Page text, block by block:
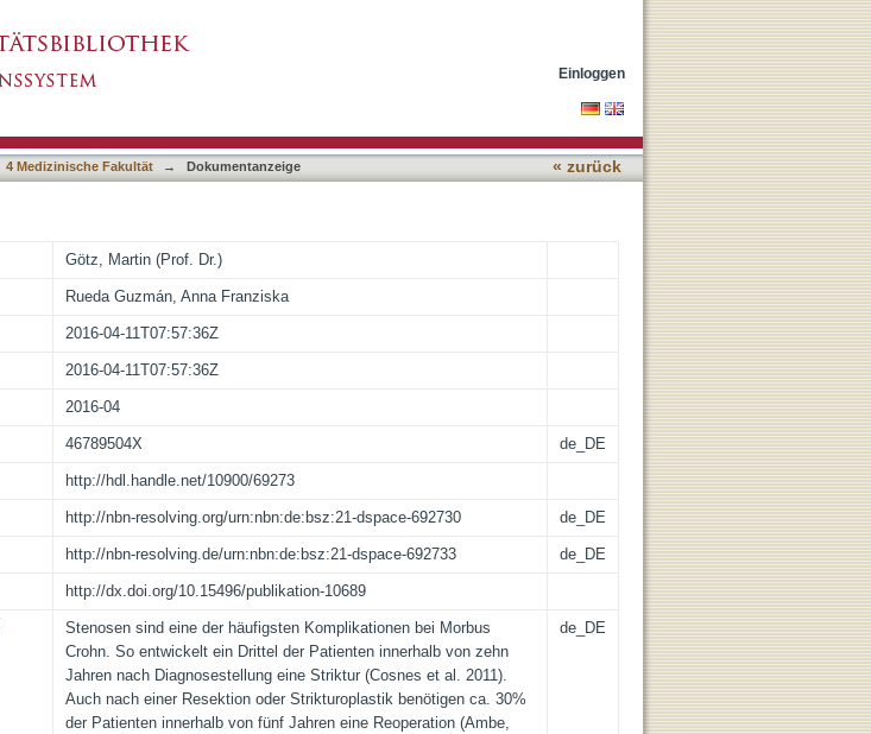
Einloggen
4 Medizinische Fakultät → Dokumentanzeige « zurück
Götz, Martin (Prof. Dr.)
Rueda Guzmán, Anna Franziska
2016-04-11T07:57:36Z
2016-04-11T07:57:36Z
2016-04
46789504X de_DE
http://hdl.handle.net/10900/69273
http://nbn-resolving.org/urn:nbn:de:bsz:21-dspace-692730 de_DE
http://nbn-resolving.de/urn:nbn:de:bsz:21-dspace-692733 de_DE
http://dx.doi.org/10.15496/publikation-10689
Stenosen sind eine der häufigsten Komplikationen bei Morbus
Crohn. So entwickelt ein Drittel der Patienten innerhalb von zehn
Jahren nach Diagnosestellung eine Striktur (Cosnes et al. 2011).
Auch nach einer Resektion oder Strikturoplastik benötigen ca. 30%
der Patienten innerhalb von fünf Jahren eine Reoperation (Ambe,
de_DE